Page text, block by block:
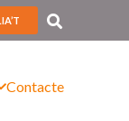
Contacte